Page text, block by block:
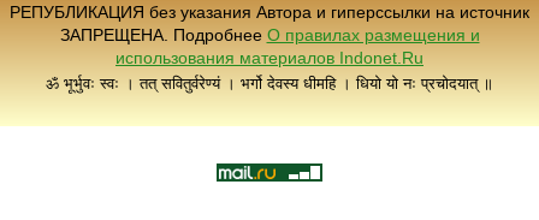
РЕПУБЛИКАЦИЯ без указания Автора и гиперссылки на источник
ЗАПРЕЩЕНА. Подробнее О правилах размещения и
использования материалов Indonet.Ru
ॐ भूर्भुवः स्वः । तत् सवितुर्वरेण्यं । भर्गो देवस्य धीमहि । धियो यो नः प्रचोदयात् ॥